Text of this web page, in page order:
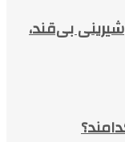
بی‌قند،